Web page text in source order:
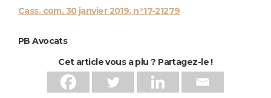
Cass. com. 30 janvier 2019, n°17-21279
PB Avocats
Cet article vous a plu ? Partagez-le !